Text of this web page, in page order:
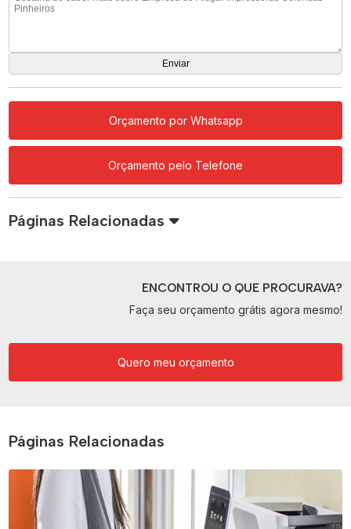
Orçamento por Whatsapp
Orçamento pelo Telefone
Páginas Relacionadas
ENCONTROU O QUE PROCURAVA?
Faça seu orçamento grátis agora mesmo!
Quero meu orçamento
Páginas Relacionadas